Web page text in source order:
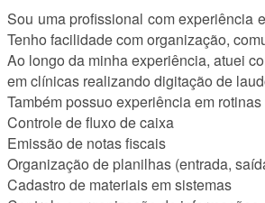
Sou uma profissional com experiência
Tenho facilidade com organização,
Ao longo da minha experiência, atuei
em clínicas realizando digitação de
Também possuo experiência em
Controle de fluxo de caixa
Emissão de notas fiscais
Organização de planilhas (entrada,
Cadastro de materiais em sistemas